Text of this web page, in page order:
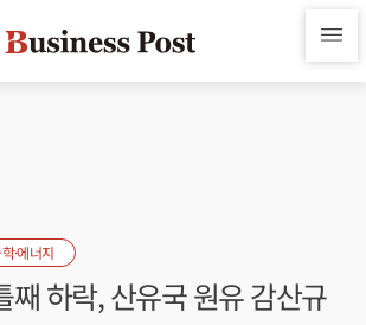
·에너지
째 하락, 산유국 원유 감산규